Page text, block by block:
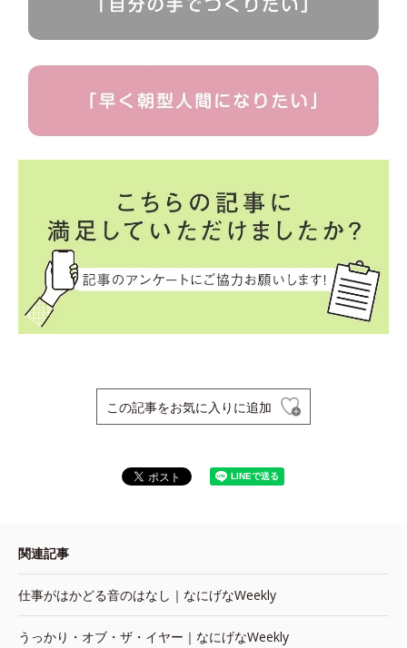
この記事をお気に入りに追加
関連記事
仕事がはかどる音のはなし｜なにげなWeekly
うっかり・オブ・ザ・イヤー｜なにげなWeekly